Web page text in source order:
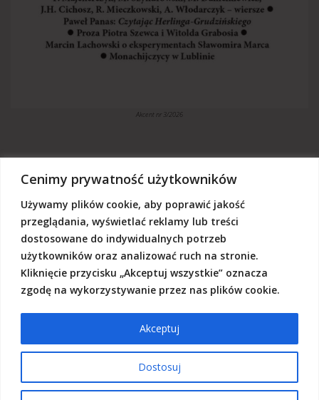
Cenimy prywatność użytkowników
Używamy plików cookie, aby poprawić jakość
przeglądania, wyświetlać reklamy lub treści
dostosowane do indywidualnych potrzeb
użytkowników oraz analizować ruch na stronie.
Kliknięcie przycisku „Akceptuj wszystkie” oznacza
zgodę na wykorzystywanie przez nas plików cookie.
Dostosuj
Akceptuj
Akcent nr 3/2026
„Akcent” jest czasopismem niezależnym, utrzymujemy się z dotacji
budżetowych oraz darowizn. Będziemy wdzięczni, jeśli zechcą nas
Państwo wesprzeć dowolną kwotą.
Wschodnia Fundacja Kultury „Akcent”, ul. Grodzka 3, 20-112 Lublin
Nr rachunku:50124015031111000017528667
(z dopiskiem: Darowizna na działalność statutową Wschodniej
Fundacji Kultury Akcent w sferze pożytku publicznego)